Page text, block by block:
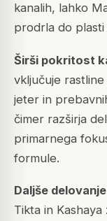
kanalih, lahko
prodrla do plasti
Širši pokritost
vključuje
jeter in
čimer razširja
primarnega
formule.
Daljše
Tikta in